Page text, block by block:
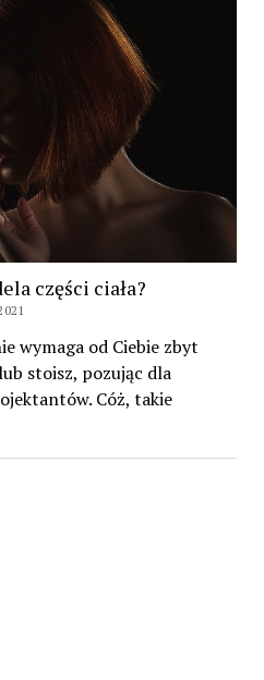
części ciała?
wymaga od Ciebie zbyt
stoisz, pozując dla
Cóż, takie